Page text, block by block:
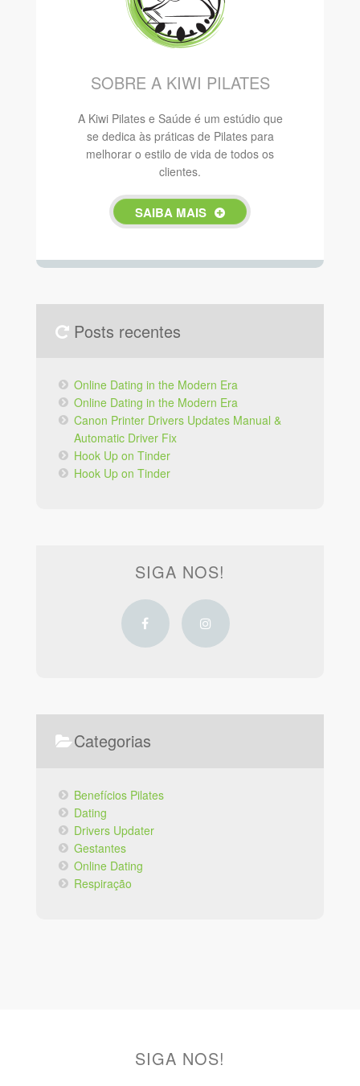
SOBRE A KIWI PILATES
A Kiwi Pilates e Saúde é um estúdio que
se dedica às práticas de Pilates para
melhorar o estilo de vida de todos os
clientes.
SAIBA MAIS
Posts recentes
Online Dating in the Modern Era
Online Dating in the Modern Era
Canon Printer Drivers Updates Manual &
Automatic Driver Fix
Hook Up on Tinder
Hook Up on Tinder
SIGA NOS!
Categorias
Benefícios Pilates
Dating
Drivers Updater
Gestantes
Online Dating
Respiração
SIGA NOS!